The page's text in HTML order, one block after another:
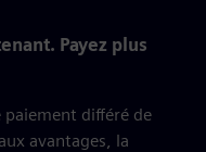
Payez plus
paiement différé de
avantages, la